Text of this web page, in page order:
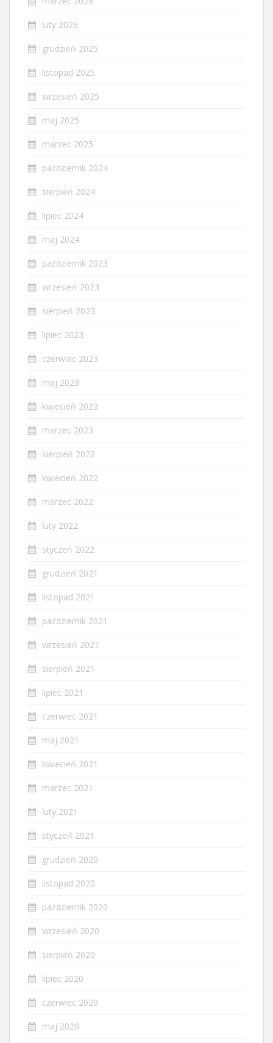
luty 2026
grudzień 2025
listopad 2025
wrzesień 2025
maj 2025
marzec 2025
październik 2024
sierpień 2024
lipiec 2024
maj 2024
październik 2023
wrzesień 2023
sierpień 2023
lipiec 2023
czerwiec 2023
maj 2023
kwiecień 2023
marzec 2023
sierpień 2022
kwiecień 2022
marzec 2022
luty 2022
styczeń 2022
grudzień 2021
listopad 2021
październik 2021
wrzesień 2021
sierpień 2021
lipiec 2021
czerwiec 2021
maj 2021
kwiecień 2021
marzec 2021
luty 2021
styczeń 2021
grudzień 2020
listopad 2020
październik 2020
wrzesień 2020
sierpień 2020
lipiec 2020
czerwiec 2020
maj 2020